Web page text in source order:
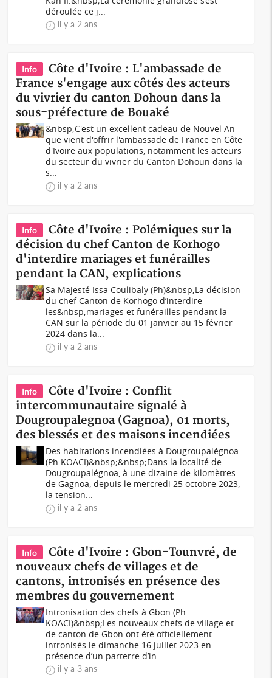
déroulée ce j...
il y a 2 ans
Info
Côte d'Ivoire : L'ambassade de
France s'engage aux côtés des acteurs
du vivrier du canton Dohoun dans la
sous-préfecture de Bouaké
&nbsp;C'est un excellent cadeau de Nouvel An
que vient d'offrir l'ambassade de France en Côte
d'Ivoire aux populations, notamment les acteurs
du secteur du vivrier du Canton Dohoun dans la
s...
il y a 2 ans
Info
Côte d'Ivoire : Polémiques sur la
décision du chef Canton de Korhogo
d'interdire mariages et funérailles
pendant la CAN, explications
Sa Majesté Issa Coulibaly (Ph)&nbsp;La décision
du chef Canton de Korhogo d’interdire
les&nbsp;mariages et funérailles pendant la
CAN sur la période du 01 janvier au 15 février
2024 dans la...
il y a 2 ans
Info
Côte d'Ivoire : Conflit
intercommunautaire signalé à
Dougroupalegnoa (Gagnoa), 01 morts,
des blessés et des maisons incendiées
Des habitations incendiées à Dougroupalégnoa
(Ph KOACI)&nbsp;&nbsp;Dans la localité de
Dougroupalégnoa, à une dizaine de kilomètres
de Gagnoa, depuis le mercredi 25 octobre 2023,
la tension...
il y a 2 ans
Info
Côte d'Ivoire : Gbon-Tounvré, de
nouveaux chefs de villages et de
cantons, intronisés en présence des
membres du gouvernement
Intronisation des chefs à Gbon (Ph
KOACI)&nbsp;Les nouveaux chefs de village et
de canton de Gbon ont été officiellement
intronisés le dimanche 16 juillet 2023 en
présence d’un parterre d’in...
il y a 3 ans